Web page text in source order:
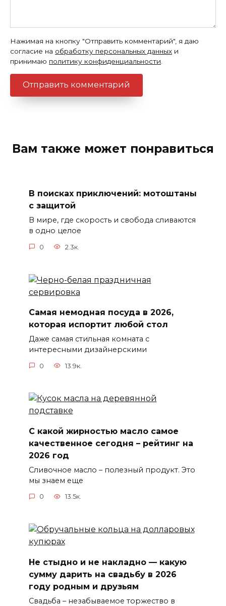
Нажимая на кнопку "Отправить комментарий", я даю
согласие на обработку персональных данных и
принимаю политику конфиденциальности
Вам также может понравиться
В поисках приключений: мотоштаны
с защитой
В мире, где скорость и свобода сливаются
в одно целое
0 2.3к.
Самая немодная посуда в 2026,
которая испортит любой стол
Даже самая стильная комната с
интересными дизайнерскими
0 13.9к.
С какой жирностью масло самое
качественное сегодня – рейтинг на
2026 год
Сливочное масло – полезный продукт. Это
мы знаем еще
0 13.5к.
Не стыдно и не накладно — какую
сумму дарить на свадьбу в 2026
году родным и друзьям
Свадьба – незабываемое торжество в